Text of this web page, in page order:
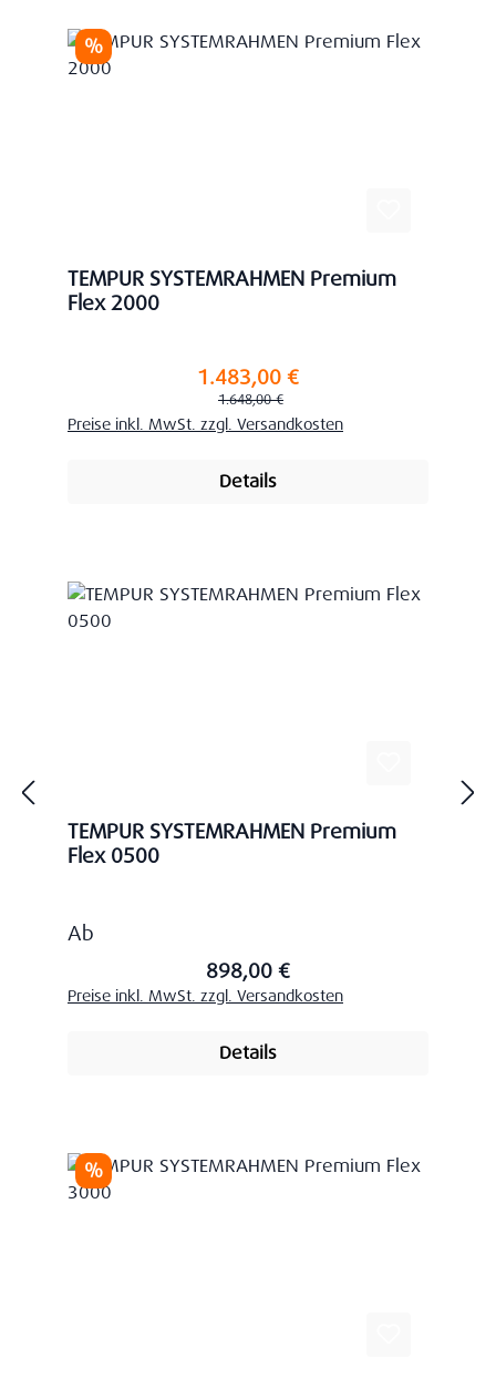
Rabatt
%
TEMPUR SYSTEMRAHMEN Premium
Flex 2000
Verkaufspreis:1.483,00 €
Regulärer Preis:
1.648,00 €
Preise inkl. MwSt. zzgl. Versandkosten
Details
TEMPUR SYSTEMRAHMEN Premium
Flex 0500
Regulärer Preis:
Ab
898,00 €
Preise inkl. MwSt. zzgl. Versandkosten
Details
Rabatt
%